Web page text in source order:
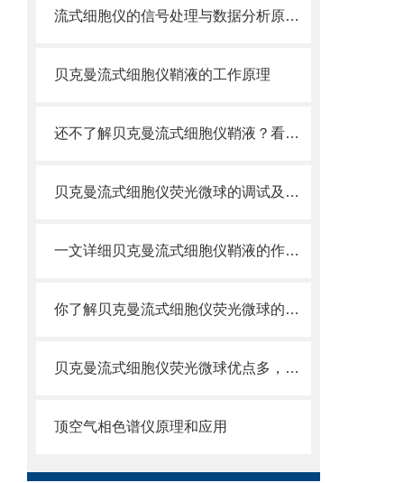
流式细胞仪的信号处理与数据分析原理分析
贝克曼流式细胞仪鞘液的工作原理
还不了解贝克曼流式细胞仪鞘液？看这里就对了！
贝克曼流式细胞仪荧光微球的调试及使用
一文详细贝克曼流式细胞仪鞘液的作用原理
你了解贝克曼流式细胞仪荧光微球的制备之怎样的吗
贝克曼流式细胞仪荧光微球优点多，实用效果好
顶空气相色谱仪原理和应用